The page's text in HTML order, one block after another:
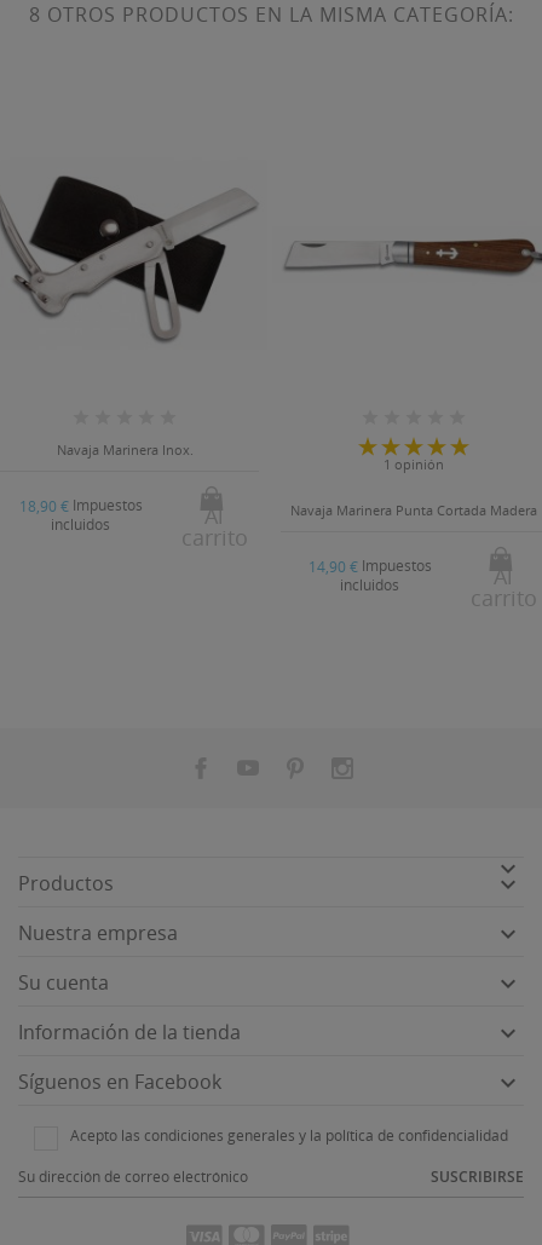
8 OTROS PRODUCTOS EN LA MISMA CATEGORÍA:
Navaja Marinera Inox.
18,90 € Impuestos
incluidos
Al
carrito
1 opinión
Navaja Marinera Punta Cortada Madera
14,90 € Impuestos
incluidos
Al
carrito

Productos 
Nuestra empresa 
Su cuenta 
Información de la tienda 
Síguenos en Facebook 
Acepto las condiciones generales y la política de confidencialidad
SUSCRIBIRSE